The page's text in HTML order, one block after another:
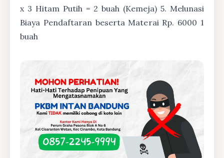
x 3 Hitam Putih = 2 buah (Kemeja) 5. Melunasi
Biaya Pendaftaran beserta Materai Rp. 6000 1
buah